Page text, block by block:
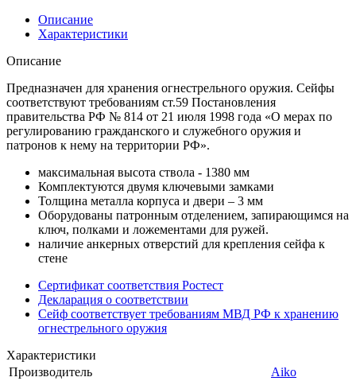
Описание
Характеристики
Описание
Предназначен для хранения огнестрельного оружия. Сейфы
соответствуют требованиям ст.59 Постановления
правительства РФ № 814 от 21 июля 1998 года «О мерах по
регулированию гражданского и служебного оружия и
патронов к нему на территории РФ».
максимальная высота ствола - 1380 мм
Комплектуются двумя ключевыми замками
Толщина металла корпуса и двери – 3 мм
Оборудованы патронным отделением, запирающимся на
ключ, полками и ложементами для ружей.
наличие анкерных отверстий для крепления сейфа к
стене
Сертификат соответствия Ростест
Декларация о соответствии
Cейф соответствует требованиям МВД РФ к хранению
огнестрельного оружия
Характеристики
Производитель
Aiko